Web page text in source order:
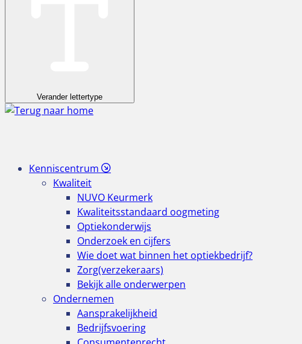
Verander lettertype
Kenniscentrum
Kwaliteit
NUVO Keurmerk
Kwaliteitsstandaard oogmeting
Optiekonderwijs
Onderzoek en cijfers
Wie doet wat binnen het optiekbedrijf?
Zorg(verzekeraars)
Bekijk alle onderwerpen
Ondernemen
Aansprakelijkheid
Bedrijfsvoering